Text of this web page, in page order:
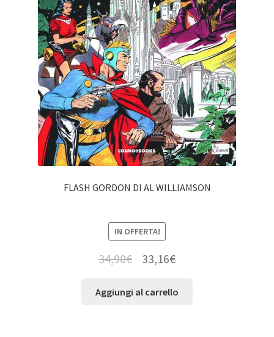
FLASH GORDON DI AL WILLIAMSON
IN OFFERTA!
34,90€ 33,16€
Aggiungi al carrello